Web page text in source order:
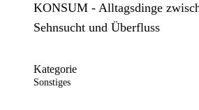
KONSUM - Alltagsdinge
Sehnsucht und Überfluss
Kategorie
Sonstiges